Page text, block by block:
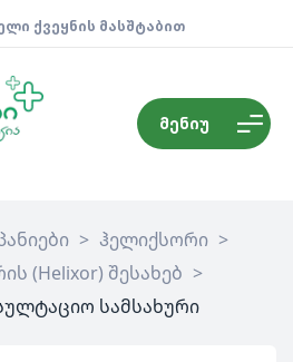
ქვეყნის მასშტაბით
მენიუ
> ჰელიქსორი >
(Helixor) შესახებ >
სამსახური